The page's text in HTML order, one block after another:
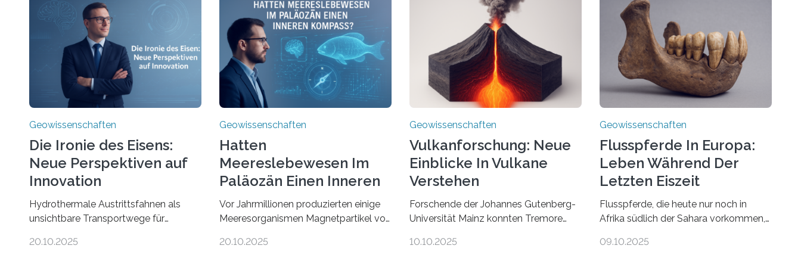
Geowissenschaften
Die Ironie des Eisens:
Neue Perspektiven auf
Innovation
Hydrothermale Austrittsfahnen als
unsichtbare Transportwege für
Leitung des MARUM – Zentrum für
20.10.2025
Geowissenschaften
Hatten
Meereslebewesen Im
Paläozän Einen Inneren
Kompass?
Vor Jahrmillionen produzierten einige
Meeresorganismen Magnetpartikel von
Fossilien in Sedimenten zu finden sind.
20.10.2025
Geowissenschaften
Vulkanforschung: Neue
Einblicke In Vulkane
Verstehen
Forschende der Johannes Gutenberg-
Universität Mainz konnten Tremore
Magmabewegungen ausgelöst
10.10.2025
Geowissenschaften
Flusspferde In Europa:
Leben Während Der
Letzten Eiszeit
Flusspferde, die heute nur noch in
Afrika südlich der Sahara vorkommen,
überlebt, als bisher angenommen.
09.10.2025